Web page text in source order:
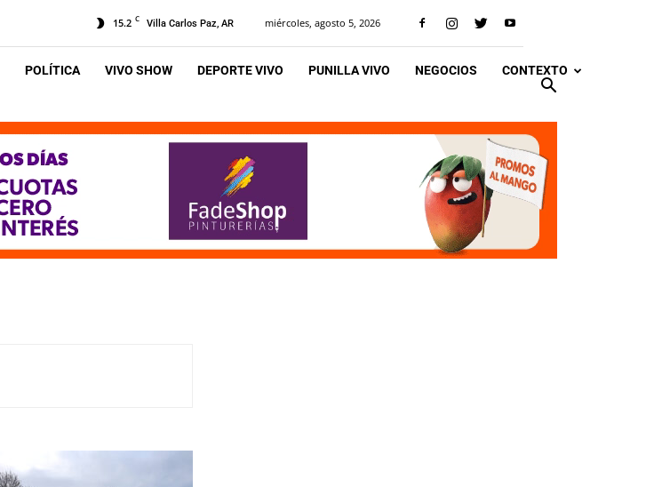
15.2 C Villa Carlos Paz, AR miércoles, agosto 5, 2026
POLÍTICA VIVO SHOW DEPORTE VIVO PUNILLA VIVO NEGOCIOS CONTEXTO